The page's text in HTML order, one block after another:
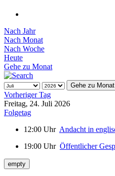
Nach Jahr
Nach Monat
Nach Woche
Heute
Gehe zu Monat
Gehe zu Monat
Vorheriger Tag
Freitag, 24. Juli 2026
Folgetag
12:00 Uhr Andacht in
19:00 Uhr Öffentlicher
empty